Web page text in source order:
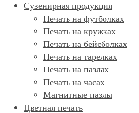
Сувенирная продукция
Печать на футболках
Печать на кружках
Печать на бейсболках
Печать на тарелках
Печать на пазлах
Печать на часах
Магнитные пазлы
Цветная печать